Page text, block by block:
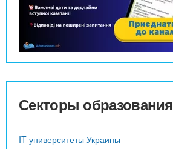
Секторы образования
IT университеты Украины